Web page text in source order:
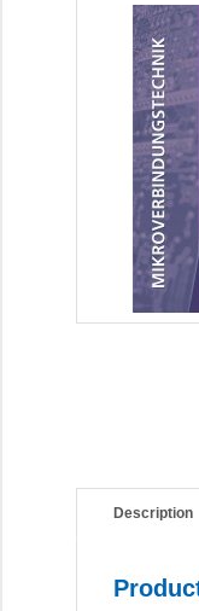
Description